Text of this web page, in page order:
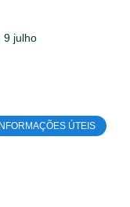
9 julho
INFORMAÇÕES ÚTEIS